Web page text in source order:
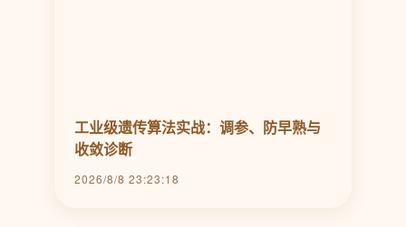
工业级遗传算法实战：调参、防早熟与
收敛诊断
2026/8/8 23:23:18